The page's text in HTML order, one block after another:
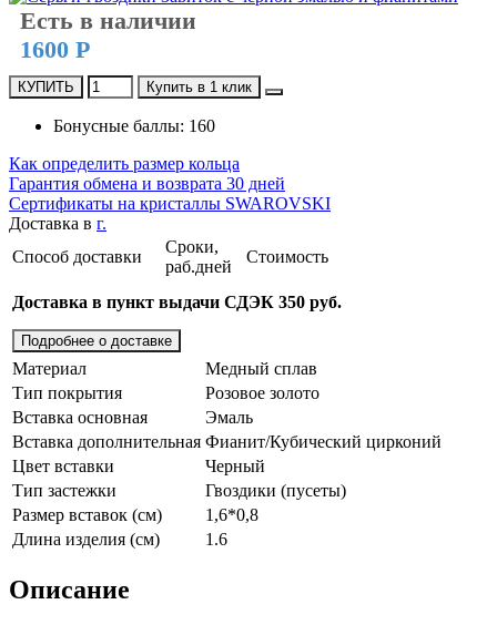
Есть в наличии
1600 Р
КУПИТЬ Купить в 1 клик
Бонусные баллы: 160
Как определить размер кольца
Гарантия обмена и возврата 30 дней
Сертификаты на кристаллы SWAROVSKI
Доставка в г.
Способ доставки
Сроки,
раб.дней
Стоимость
Доставка в пункт выдачи СДЭК 350 руб.
Подробнее о доставке
Материал
Медный сплав
Тип покрытия
Розовое золото
Вставка основная
Эмаль
Вставка дополнительная Фианит/Кубический цирконий
Цвет вставки
Черный
Тип застежки
Гвоздики (пусеты)
Размер вставок (см)
1,6*0,8
Длина изделия (см)
1.6
Описание